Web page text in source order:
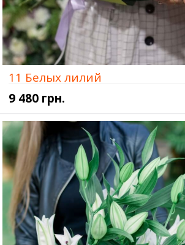
11 Белых лилий
9 480 грн.